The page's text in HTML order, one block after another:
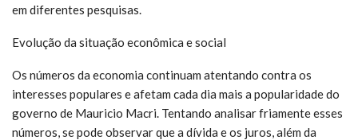
em diferentes pesquisas.
Evolução da situação econômica e social
Os números da economia continuam atentando contra os
interesses populares e afetam cada dia mais a popularidade do
governo de Mauricio Macri. Tentando analisar friamente esses
números, se pode observar que a dívida e os juros, além da